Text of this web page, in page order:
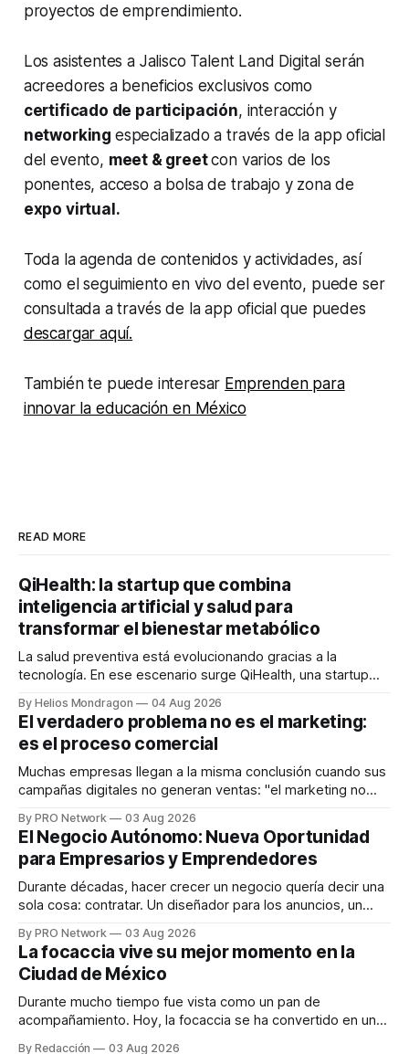
proyectos de emprendimiento.
Los asistentes a Jalisco Talent Land Digital serán
acreedores a beneficios exclusivos como
certificado de participación, interacción y
networking especializado a través de la app oficial
del evento, meet & greetcon varios de los
ponentes, acceso a bolsa de trabajo y zona de
expo virtual.
Toda la agenda de contenidos y actividades, así
como el seguimiento en vivo del evento, puede ser
consultada a través de la app oficial que puedes
descargar aquí.
También te puede interesar Emprenden para
innovar la educación en México
READ MORE
QiHealth: la startup que combina
inteligencia artificial y salud para
transformar el bienestar metabólico
La salud preventiva está evolucionando gracias a la
tecnología. En ese escenario surge QiHealth, una startup
dispositivos inteligentes, inteligencia artificial y monitoreo
en tiempo real para ayudar a las personas a tomar mejores
decisiones sobre su salud metabólica. Su propuesta busca
responder
By Helios Mondragon 04 Aug 2026
El verdadero problema no es el marketing:
es el proceso comercial
Muchas empresas llegan a la misma conclusión cuando sus
campañas digitales no generan ventas: "el marketing no
INTERIUS, el problema suele estar en otro lugar. Durante
una entrevista para el podcast SER PRO, el especialista en
marketing digital explicó que
By PRO Network 03 Aug 2026
El Negocio Autónomo: Nueva Oportunidad
para Empresarios y Emprendedores
Durante décadas, hacer crecer un negocio quería decir una
sola cosa: contratar. Un diseñador para los anuncios, un
para los textos, alguien que supiera de publicidad digital
para encontrar prospectos, un vendedor para atender
llamadas y mensajes, y —con suerte— una persona
By PRO Network 03 Aug 2026
La focaccia vive su mejor momento en la
Ciudad de México
Durante mucho tiempo fue vista como un pan de
acompañamiento. Hoy, la focaccia se ha convertido en uno
By Redacción 03 Aug 2026